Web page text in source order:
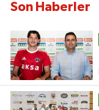
Son Haberler